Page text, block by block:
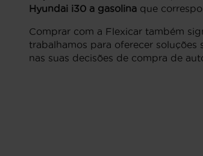
Hyundai i30 a gasolina que
Comprar com a Flexicar também
trabalhamos para oferecer
nas suas decisões de compra de